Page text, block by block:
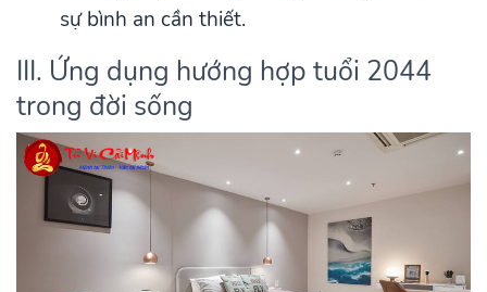
sự bình an cần thiết.
III. Ứng dụng hướng hợp tuổi 2044
trong đời sống